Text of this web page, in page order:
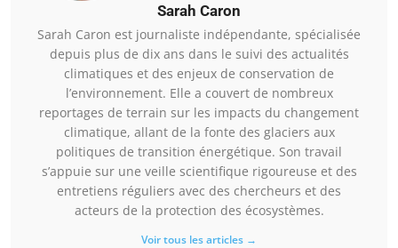
Sarah Caron
Sarah Caron est journaliste indépendante, spécialisée
depuis plus de dix ans dans le suivi des actualités
climatiques et des enjeux de conservation de
l’environnement. Elle a couvert de nombreux
reportages de terrain sur les impacts du changement
climatique, allant de la fonte des glaciers aux
politiques de transition énergétique. Son travail
s’appuie sur une veille scientifique rigoureuse et des
entretiens réguliers avec des chercheurs et des
acteurs de la protection des écosystèmes.
Voir tous les articles →